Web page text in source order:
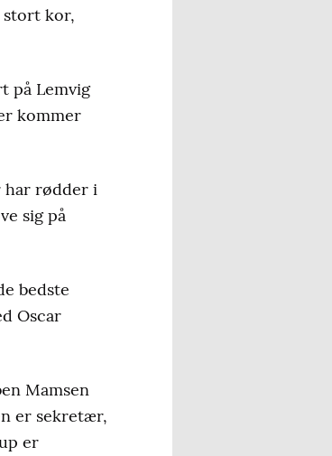
stort kor,
på Lemvig
kommer
har rødder i
sig på
bedste
Oscar
Mamsen
er sekretær,
er